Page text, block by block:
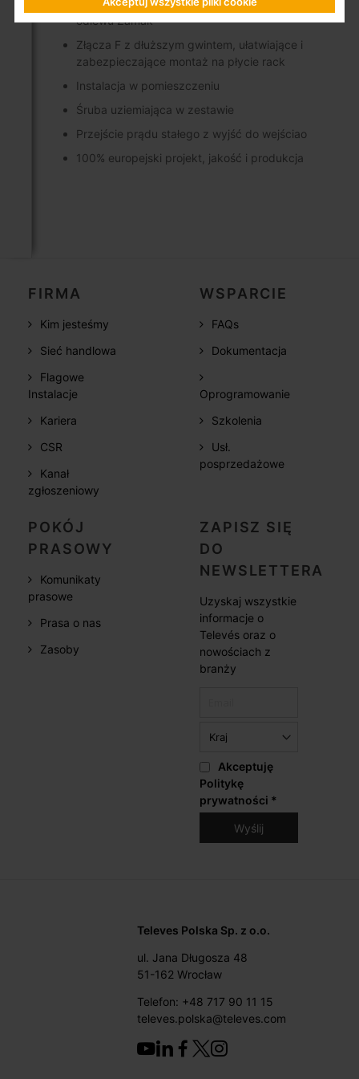
Wysokie ekranowanie (klasa A), wykonane z
odlewu Zamak
Złącza F z dłuższym gwintem, ułatwiające i
zabezpieczające montaż na płycie rack
Instalacja w pomieszczeniu
Śruba uziemiająca w zestawie
Przejście prądu stałego z wyjść do wejściao
100% europejski projekt, jakość i produkcja
FIRMA
Kim jesteśmy
Sieć handlowa
Flagowe
Instalacje
Kariera
CSR
Kanał
zgłoszeniowy
WSPARCIE
FAQs
Dokumentacja
Oprogramowanie
Szkolenia
Usł.
posprzedażowe
POKÓJ
PRASOWY
Komunikaty
prasowe
Prasa o nas
Zasoby
ZAPISZ SIĘ
DO
NEWSLETTERA
Uzyskaj wszystkie
informacje o
Televés oraz o
nowościach z
branży
Akceptuję
Politykę
prywatności *
Televes Polska Sp. z o.o.
ul. Jana Długosza 48
51-162 Wrocław
Telefon: +48 717 90 11 15
televes.polska@televes.com